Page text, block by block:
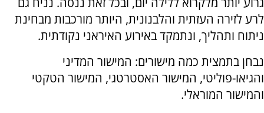
לרע לזירה העזתית והלבנונית, היותר מורכבות מבחינת
ניתוח ותהליך, ונתמקד באירוע האיראני נקודתית.
נבחן בתמצית כמה מישורים: המישור המדיני
והגיאו-פוליטי, המישור האסטרטגי, המישור הטקטי
והמישור המוראלי.